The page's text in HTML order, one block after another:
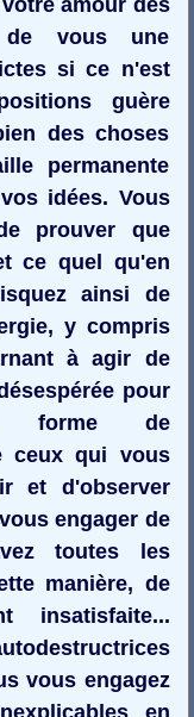
de vous une
si ce n'est
guère
des choses
permanente
idées. Vous
prouver que
ce quel qu'en
ainsi de
y compris
à agir de
pour
forme de
ceux qui vous
et d'observer
engager de
toutes les
manière, de
insatisfaite...
vous engagez
en